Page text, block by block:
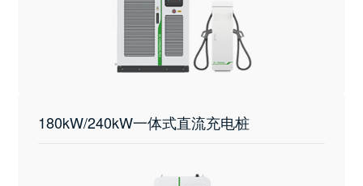
180kW/240kW一体式直流充电桩